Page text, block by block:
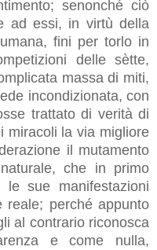
senonché ciò
ad essi, in virtù della
fini per torlo in
delle sètte,
massa di miti,
incondizionata, con
trattato di verità di
miracoli la via migliore
il mutamento
che in primo
sue manifestazioni
reale; perché appunto
al contrario riconosca
e come nulla,